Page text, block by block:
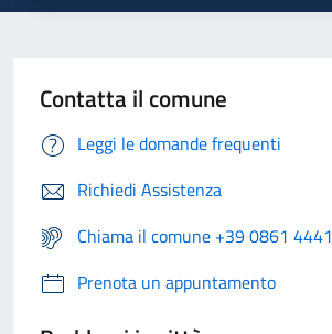
Contatta il comune
Leggi le domande frequenti
Richiedi Assistenza
Chiama il comune +39 0861 4441
Prenota un appuntamento